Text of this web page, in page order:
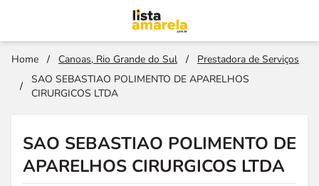
Home / Canoas, Rio Grande do Sul /
Prestadora de Serviços
/
SAO SEBASTIAO POLIMENTO DE APARELHOS
CIRURGICOS LTDA
SAO SEBASTIAO POLIMENTO DE
APARELHOS CIRURGICOS LTDA